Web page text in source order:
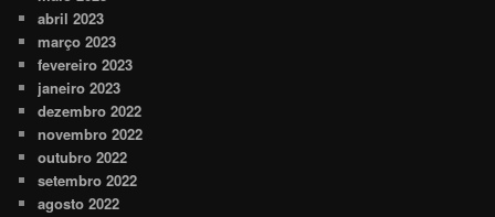
abril 2023
março 2023
fevereiro 2023
janeiro 2023
dezembro 2022
novembro 2022
outubro 2022
setembro 2022
agosto 2022